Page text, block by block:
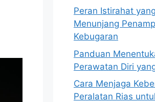
Peran Istirahat
Menunjang
Kebugaran
Panduan
Perawatan Diri
Cara Menjaga
Peralatan Rias